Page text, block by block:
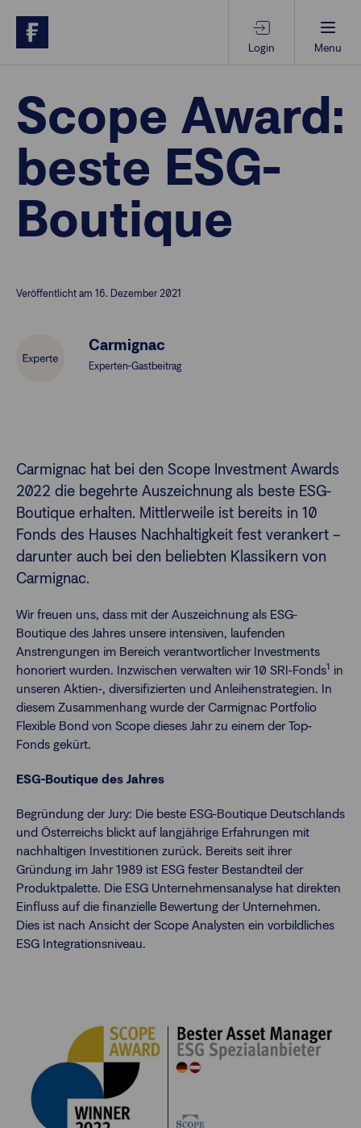
Login Menu
Beratungs-Tools
Anlagethemen
Anlagestrategien
Anlegende
Newsletter
Kontakt
Login
Scope Award:
beste ESG-
Boutique
Veröffentlicht am 16. Dezember 2021
Carmignac
Experten-Gastbeitrag
Carmignac hat bei den Scope Investment Awards
2022 die begehrte Auszeichnung als beste ESG-
Boutique erhalten. Mittlerweile ist bereits in 10
Fonds des Hauses Nachhaltigkeit fest verankert –
darunter auch bei den beliebten Klassikern von
Carmignac.
Wir freuen uns, dass mit der Auszeichnung als ESG-
Boutique des Jahres unsere intensiven, laufenden
Anstrengungen im Bereich verantwortlicher Investments
honoriert wurden. Inzwischen verwalten wir 10 SRI-Fonds1 in
unseren Aktien-, diversifizierten und Anleihenstrategien. In
diesem Zusammenhang wurde der Carmignac Portfolio
Flexible Bond von Scope dieses Jahr zu einem der Top-
Fonds gekürt.
ESG-Boutique des Jahres
Begründung der Jury: Die beste ESG-Boutique Deutschlands
und Österreichs blickt auf langjährige Erfahrungen mit
nachhaltigen Investitionen zurück. Bereits seit ihrer
Gründung im Jahr 1989 ist ESG fester Bestandteil der
Produktpalette. Die ESG Unternehmensanalyse hat direkten
Einfluss auf die finanzielle Bewertung der Unternehmen.
Dies ist nach Ansicht der Scope Analysten ein vorbildliches
ESG Integrationsniveau.